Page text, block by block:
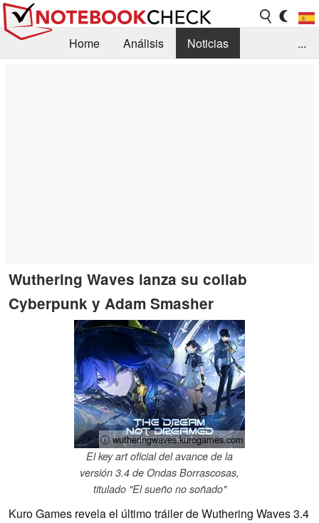
Home Análisis
Noticias
...
Wuthering Waves lanza su collab
Cyberpunk y Adam Smasher
ⓘ wutheringwaves.kurogames.com
El key art oficial del avance de la
versión 3.4 de Ondas Borrascosas,
titulado "El sueño no soñado"
Kuro Games revela el último tráiler de Wuthering Waves 3.4